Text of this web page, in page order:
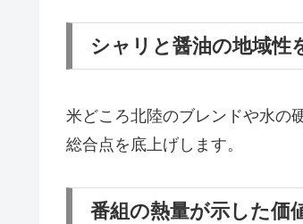
シャリと醤油の地域性
米どころ北陸のブレンドや水の
総合点を底上げします。
番組の熱量が示した価